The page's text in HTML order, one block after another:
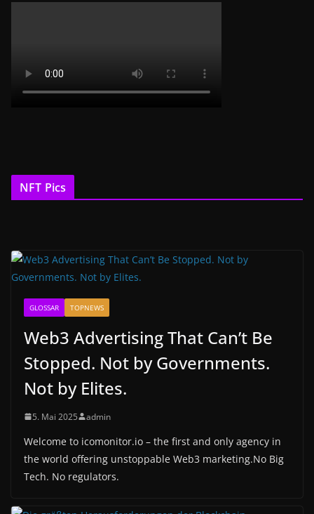
NFT Pics
GLOSSAR TOPNEWS
Web3 Advertising That Can’t Be
Stopped. Not by Governments.
Not by Elites.
5. Mai 2025 admin
Welcome to icomonitor.io – the first and only agency in
the world offering unstoppable Web3 marketing.No Big
Tech. No regulators.